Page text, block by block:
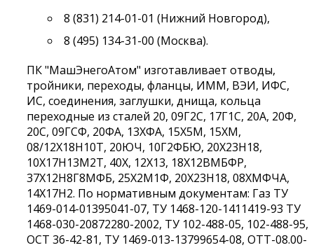
8 (831) 214-01-01 (Нижний Новгород),
8 (495) 134-31-00 (Москва).
ПК "МашЭнегоАтом" изготавливает отводы,
тройники, переходы, фланцы, ИММ, ВЭИ, ИФС,
ИС, соединения, заглушки, днища, кольца
переходные из сталей 20, 09Г2С, 17Г1С, 20А, 20Ф,
20С, 09ГСФ, 20ФА, 13ХФА, 15Х5М, 15ХМ,
08/12Х18Н10Т, 20ЮЧ, 10Г2ФБЮ, 20Х23Н18,
10Х17Н13М2Т, 40Х, 12Х13, 18Х12ВМБФР,
37Х12Н8Г8МФБ, 25Х2М1Ф, 20Х23Н18, 08ХМФЧА,
14Х17Н2. По нормативным документам: Газ ТУ
1469-014-01395041-07, ТУ 1468-120-1411419-93 ТУ
1468-030-20872280-2002, ТУ 102-488-05, 102-488-95,
ОСТ 36-42-81, ТУ 1469-013-13799654-08, ОТТ-08.00-